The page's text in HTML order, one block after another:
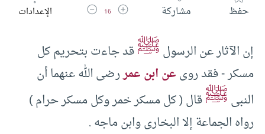
حفظ مشاركة زيادة حجم الخط
16 تقليل حجم الخطالإعدادات
إن الآثار عن الرسولﷺقد جاءت بتحريم كل
مسكر -‏ فقد روىعن ابن عمررضى الله عنهما أن
النبىﷺقال (‏ كل مسكر خمر وكل مسكر حرام )‏
رواه الجماعة إلا البخارى وابن ماجه .‏